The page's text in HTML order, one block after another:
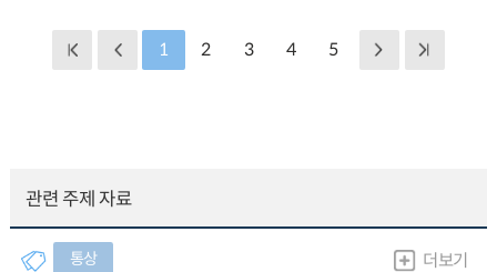
1 2 3 4 5
관련 주제 자료
통상 더보기